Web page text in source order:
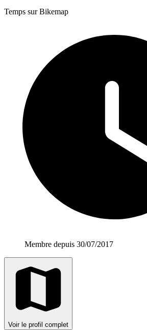
Temps sur Bikemap
Membre depuis 30/07/2017
Voir le profil complet